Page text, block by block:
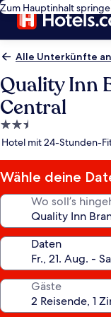
Zum Hauptinhalt
Alle Unterkünfte
Quality Inn
Central
2.5-
Sterne-
Hotel mit 24-Stunden-
Wähle deine
Wo soll’s
Daten
Gäste